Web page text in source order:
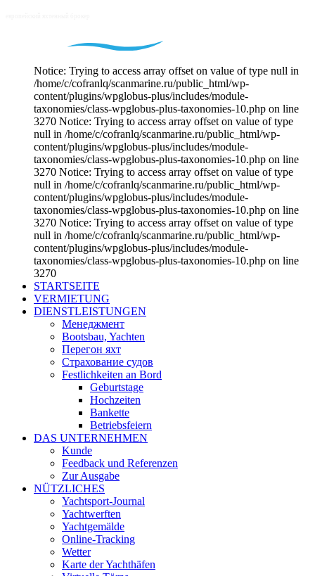
Notice: Trying to access array offset on value of type null in
/home/c/cofranlq/scanmarine.ru/public_html/wp-
content/plugins/wpglobus-plus/includes/module-
taxonomies/class-wpglobus-plus-taxonomies-10.php on line
3270 Notice: Trying to access array offset on value of type
null in /home/c/cofranlq/scanmarine.ru/public_html/wp-
content/plugins/wpglobus-plus/includes/module-
taxonomies/class-wpglobus-plus-taxonomies-10.php on line
3270 Notice: Trying to access array offset on value of type
null in /home/c/cofranlq/scanmarine.ru/public_html/wp-
content/plugins/wpglobus-plus/includes/module-
taxonomies/class-wpglobus-plus-taxonomies-10.php on line
3270 Notice: Trying to access array offset on value of type
null in /home/c/cofranlq/scanmarine.ru/public_html/wp-
content/plugins/wpglobus-plus/includes/module-
taxonomies/class-wpglobus-plus-taxonomies-10.php on line
3270
STARTSEITE
VERMIETUNG
DIENSTLEISTUNGEN
Менеджмент
Bootsbau, Yachten
Перегон яхт
Страхование судов
Festlichkeiten an Bord
Geburtstage
Hochzeiten
Bankette
Betriebsfeiern
DAS UNTERNEHMEN
Kunde
Feedback und Referenzen
Zur Ausgabe
NÜTZLICHES
Yachtsport-Journal
Yachtwerften
Yachtgemälde
Online-Tracking
Wetter
Karte der Yachthäfen